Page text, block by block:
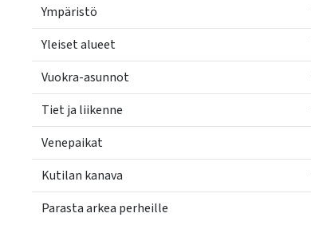
Ympäristö
Yleiset alueet
Vuokra-asunnot
Tiet ja liikenne
Venepaikat
Kutilan kanava
Parasta arkea perheille